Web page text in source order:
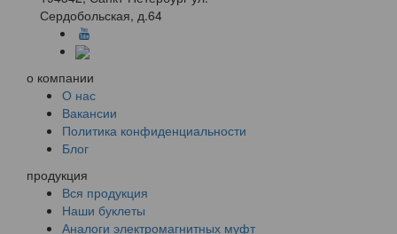
Сердобольская, д.64
о компании
О нас
Вакансии
Политика конфиденциальности
Блог
продукция
Вся продукция
Наши буклеты
Аналоги электромагнитных муфт